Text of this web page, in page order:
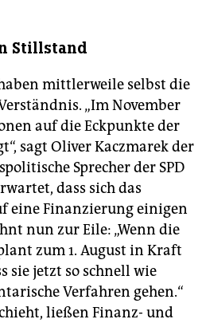
Stillstand
mittlerweile selbst die
„Im November
auf die Eckpunkte der
sagt Oliver Kaczmarek der
Sprecher der SPD
dass sich das
eine Finanzierung einigen
nun zur Eile: „Wenn die
zum 1. August in Kraft
sie jetzt so schnell wie
Verfahren gehen.“
ließen Finanz- und